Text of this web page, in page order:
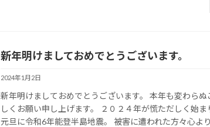
新年明けましておめでとうございます。
2024年1月2日
新年明けましておめでとうございます。 本年も変わらぬ
しくお願い申し上げます。 ２０２４年が慌ただしく始ま
元旦に令和6年能登半島地震。 被害に遭われた方々心よ